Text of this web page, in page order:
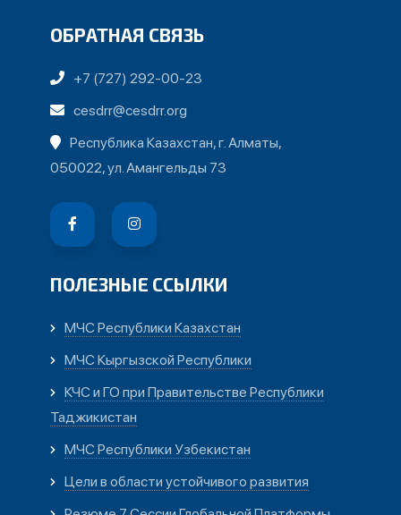
ОБРАТНАЯ СВЯЗЬ
+7 (727) 292-00-23
cesdrr@cesdrr.org
Республика Казахстан, г. Алматы,
050022, ул. Амангельды 73
ПОЛЕЗНЫЕ ССЫЛКИ
МЧС Республики Казахстан
МЧС Кыргызской Республики
КЧС и ГО при Правительстве Республики
Таджикистан
МЧС Республики Узбекистан
Цели в области устойчивого развития